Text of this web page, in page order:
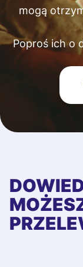
mogą
Poproś ich o